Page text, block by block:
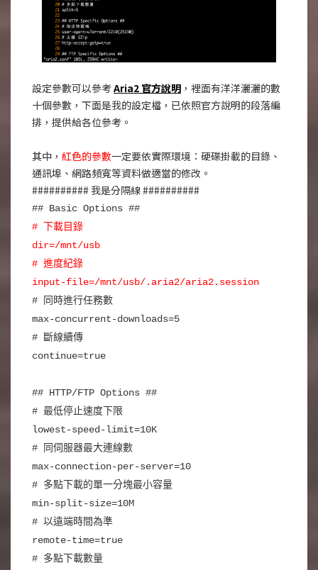
設定參數可以參考Aria2 官方說明 ，裡面有洋洋灑灑的數
十個參數，下面是我的設定檔，已依照官方說明的段落編
排，提供給各位參考。
其中， 紅色的參數一定要依實際環境：硬碟掛載的目錄、
通訊埠、網路頻寬等資料做適當的修改。
########## 我是分隔線 ##########
## Basic Options ##
# 下載目錄
dir=/mnt/usb
# 進度紀錄
input-file=/mnt/usb/.aria2/aria2.session
# 同時進行任務數
max-concurrent-downloads=5
# 斷線續傳
continue=true
## HTTP/FTP Options ##
# 最低停止速度下限
lowest-speed-limit=10K
# 同伺服器最大連線數
max-connection-per-server=10
# 多點下載的單一分塊最小容量
min-split-size=10M
# 以遠端時間為準
remote-time=true
# 多點下載數量